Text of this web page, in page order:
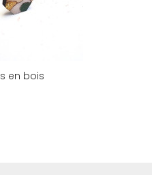
en bois